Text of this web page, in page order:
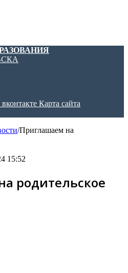
Карта сайта
/Приглашаем на
15:52
родительское